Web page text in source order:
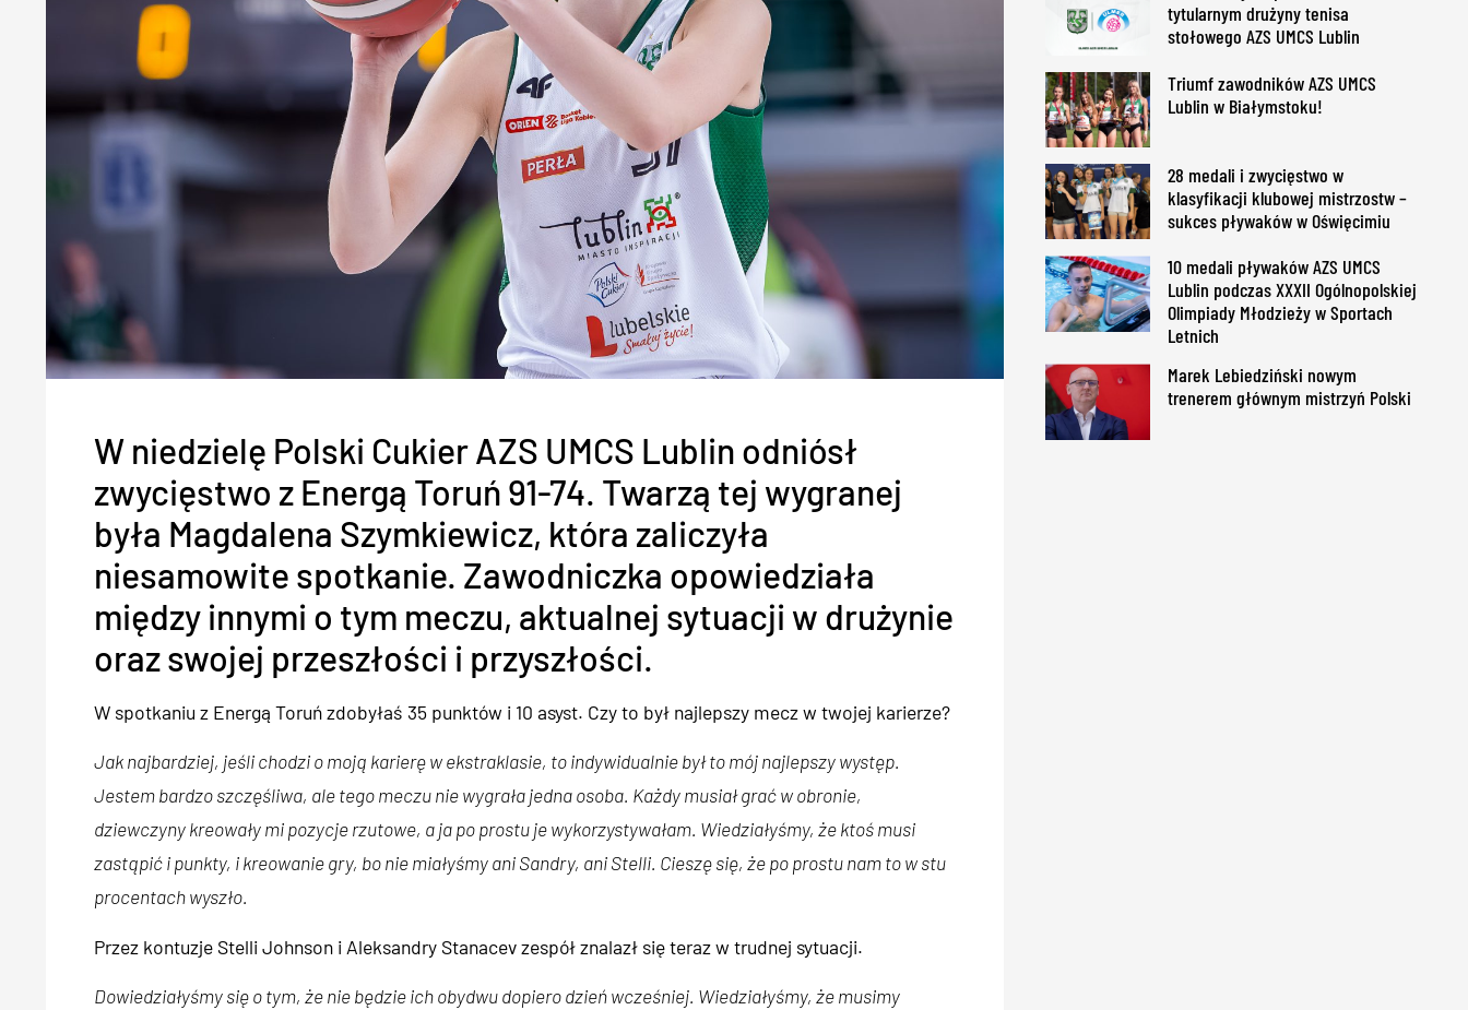
W niedzielę Polski Cukier AZS UMCS Lublin odniósł
zwycięstwo z Energą Toruń 91-74. Twarzą tej wygranej
była Magdalena Szymkiewicz, która zaliczyła
niesamowite spotkanie. Zawodniczka opowiedziała
między innymi o tym meczu, aktualnej sytuacji w drużynie
oraz swojej przeszłości i przyszłości.
W spotkaniu z Energą Toruń zdobyłaś 35 punktów i 10 asyst. Czy to był najlepszy mecz w twojej karierze?
Jak najbardziej, jeśli chodzi o moją karierę w ekstraklasie, to indywidualnie był to mój najlepszy występ.
Jestem bardzo szczęśliwa, ale tego meczu nie wygrała jedna osoba. Każdy musiał grać w obronie,
dziewczyny kreowały mi pozycje rzutowe, a ja po prostu je wykorzystywałam. Wiedziałyśmy, że ktoś musi
zastąpić i punkty, i kreowanie gry, bo nie miałyśmy ani Sandry, ani Stelli. Cieszę się, że po prostu nam to w stu
procentach wyszło.
Przez kontuzje Stelli Johnson i Aleksandry Stanacev zespół znalazł się teraz w trudnej sytuacji.
Dowiedziałyśmy się o tym, że nie będzie ich obydwu dopiero dzień wcześniej. Wiedziałyśmy, że musimy
tytularnym drużyny tenisa
stołowego AZS UMCS Lublin
Triumf zawodników AZS UMCS
Lublin w Białymstoku!
28 medali i zwycięstwo w
klasyfikacji klubowej mistrzostw –
sukces pływaków w Oświęcimiu
10 medali pływaków AZS UMCS
Lublin podczas XXXII Ogólnopolskiej
Olimpiady Młodzieży w Sportach
Letnich
Marek Lebiedziński nowym
trenerem głównym mistrzyń Polski